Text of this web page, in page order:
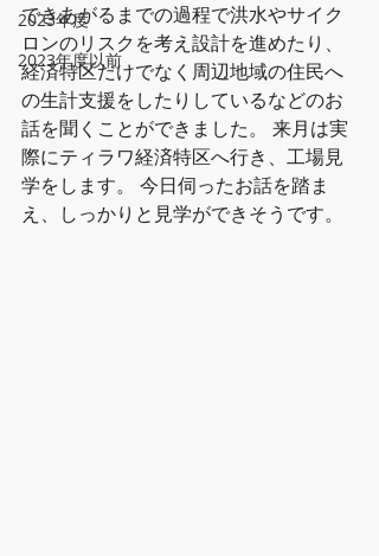
2023年度
2023年度以前
できあがるまでの過程で洪水やサイク
ロンのリスクを考え設計を進めたり、
経済特区だけでなく周辺地域の住民へ
の生計支援をしたりしているなどのお
話を聞くことができました。 来月は実
際にティラワ経済特区へ行き、工場見
学をします。 今日伺ったお話を踏ま
え、しっかりと見学ができそうです。